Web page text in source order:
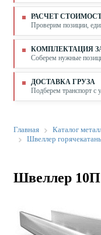
РАСЧЕТ
Проверим позиции,
КОМПЛЕКТАЦИЯ
Соберем нужные
ДОСТАВКА ГРУЗА
Подберем транспорт с
Главная Каталог
Швеллер
Швеллер